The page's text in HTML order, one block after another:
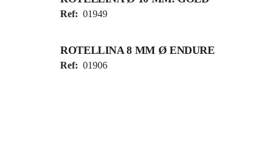
Ref: 01949
ROTELLINA 8 MM Ø ENDURE
Ref: 01906